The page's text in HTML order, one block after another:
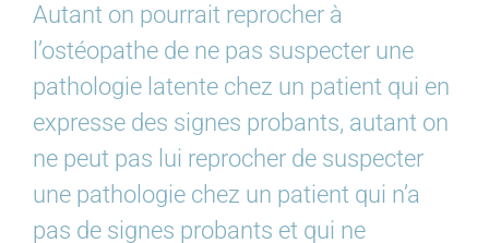
Autant on pourrait reprocher à
l’ostéopathe de ne pas suspecter une
pathologie latente chez un patient qui en
expresse des signes probants, autant on
ne peut pas lui reprocher de suspecter
une pathologie chez un patient qui n’a
pas de signes probants et qui ne